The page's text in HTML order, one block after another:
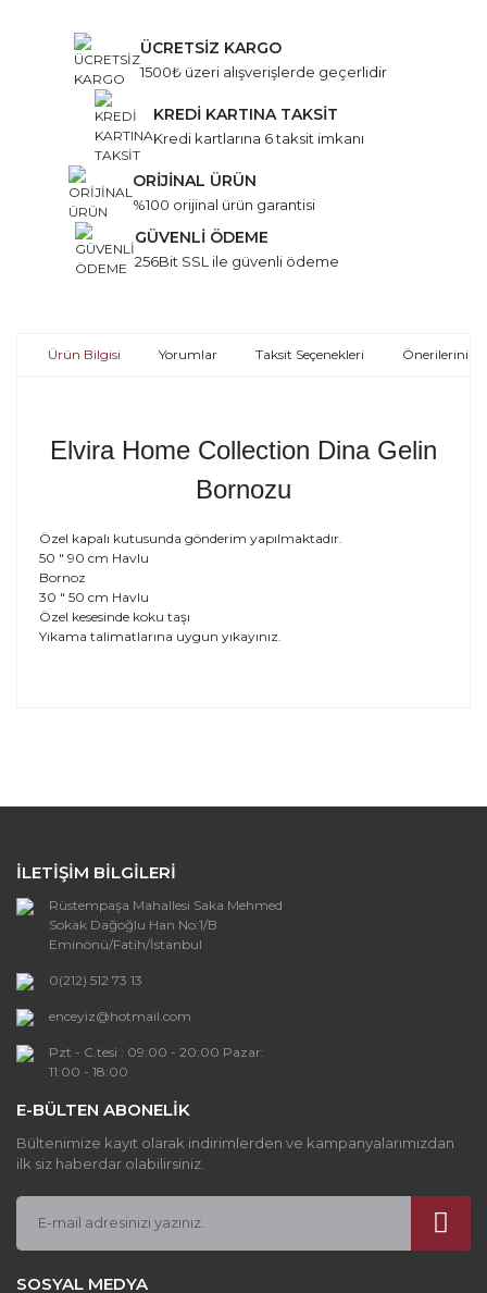
ÜCRETSİZ KARGO
1500₺ üzeri alışverişlerde geçerlidir
KREDİ KARTINA TAKSİT
Kredi kartlarına 6 taksit imkanı
ORİJİNAL ÜRÜN
%100 orijinal ürün garantisi
GÜVENLİ ÖDEME
256Bit SSL ile güvenli ödeme
Ürün Bilgisi Yorumlar Taksit Seçenekleri Önerileriniz
Elvira Home Collection Dina Gelin
Bornozu
Özel kapalı kutusunda gönderim yapılmaktadır.
50 " 90 cm Havlu
Bornoz
30 " 50 cm Havlu
Özel kesesinde koku taşı
Yıkama talimatlarına uygun yıkayınız.
Yorum Yaz
Ürün açıklamasında eksik bilgiler bulunuyor.
Ürün bilgilerinde hatalar bulunuyor.
Ürün fiyatı diğer sitelerden daha pahalı.
Bu ürüne benzer farklı alternatifler olmalı.
İLETİŞİM BİLGİLERİ
Rüstempaşa Mahallesi Saka Mehmed
Sokak Dağoğlu Han No:1/B
Eminönü/Fatih/İstanbul
0(212) 512 73 13
enceyiz@hotmail.com
Pzt - C.tesi : 09:00 - 20:00 Pazar:
11:00 - 18:00
E-BÜLTEN ABONELİK
Bültenimize kayıt olarak indirimlerden ve kampanyalarımızdan
ilk siz haberdar olabilirsiniz.
SOSYAL MEDYA